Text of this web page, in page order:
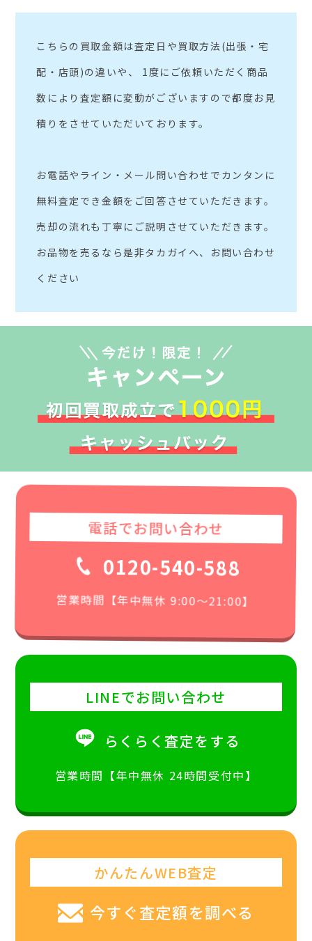
こちらの買取金額は査定日や買取方法(出張・宅
配・店頭)の違いや、 1度にご依頼いただく商品
数により査定額に変動がございますので都度お見
積りをさせていただいております。
お電話やライン・メール問い合わせでカンタンに
無料査定でき金額をご回答させていただきます。
売却の流れも丁寧にご説明させていただきます。
お品物を売るなら是非タカガイへ、お問い合わせ
ください
電話でお問い合わせ
0120-540-588
営業時間【年中無休 9:00〜21:00】
LINEでお問い合わせ
らくらく査定をする
営業時間【年中無休 24時間受付中】
かんたんWEB査定
今すぐ査定額を調べる